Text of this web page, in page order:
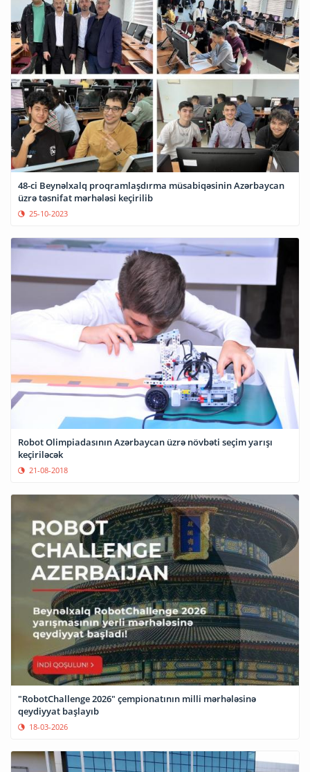
48-ci Beynəlxalq proqramlaşdırma müsabiqəsinin Azərbaycan
üzrə təsnifat mərhələsi keçirilib
25-10-2023
Robot Olimpiadasının Azərbaycan üzrə növbəti seçim yarışı
keçiriləcək
21-08-2018
"RobotChallenge 2026" çempionatının milli mərhələsinə
qeydiyyat başlayıb
18-03-2026